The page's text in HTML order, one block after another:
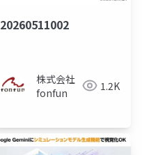
20260511002
株式会社
fonfun
1.2K